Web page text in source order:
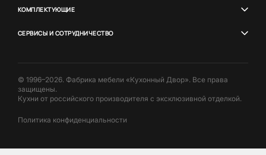
КОМПЛЕКТУЮЩИЕ
СЕРВИСЫ И СОТРУДНИЧЕСТВО
© 1996–2026. Фабрика мебели «Кухонный Двор». Все права
защищены.
Кухни от российского производителя с эксклюзивной отделкой.
Политика конфиденциальности